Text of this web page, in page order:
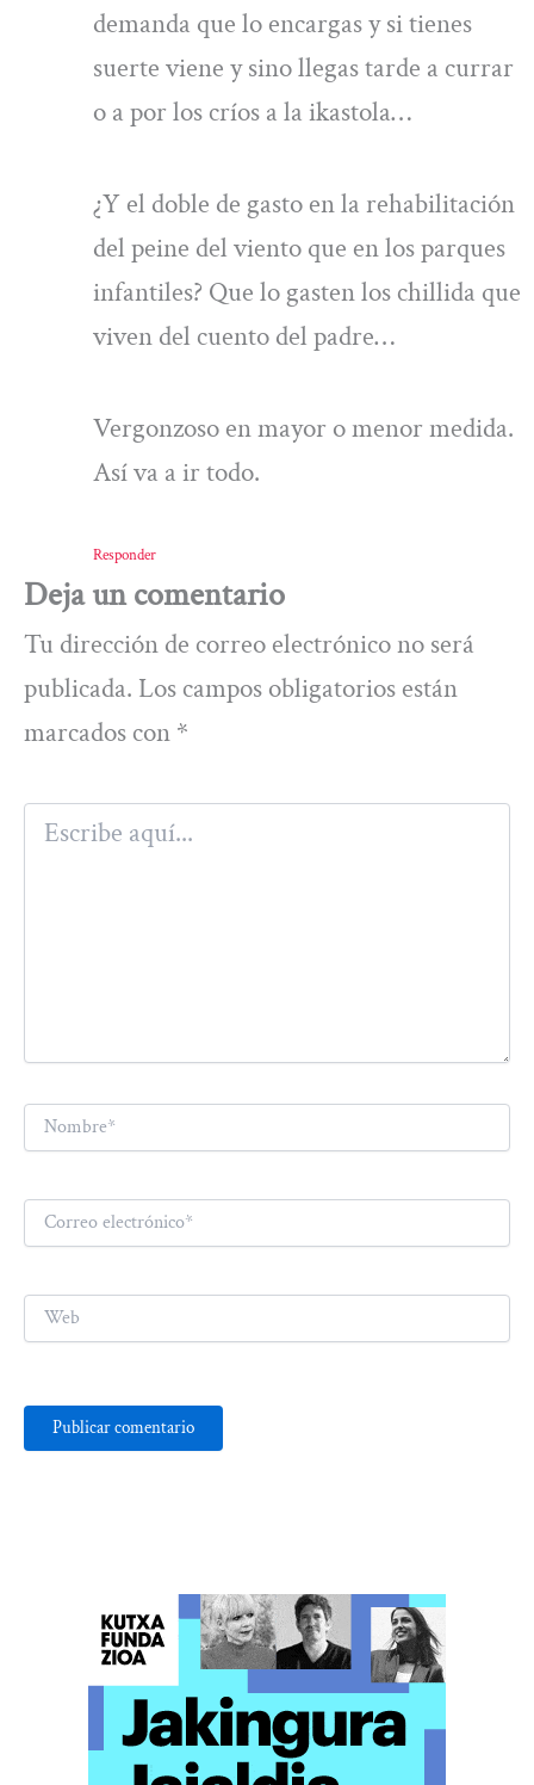
demanda que lo encargas y si tienes
suerte viene y sino llegas tarde a currar
o a por los críos a la ikastola…
¿Y el doble de gasto en la rehabilitación
del peine del viento que en los parques
infantiles? Que lo gasten los chillida que
viven del cuento del padre…
Vergonzoso en mayor o menor medida.
Así va a ir todo.
Responder
Deja un comentario
Tu dirección de correo electrónico no será
publicada. Los campos obligatorios están
marcados con *
Escribe
aquí...
Nombre*
Correo
electrónico*
Web